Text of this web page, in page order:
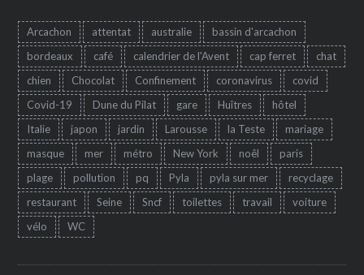
Arcachon attentat australie
bassin d'arcachon
bordeaux
café calendrier de l'Avent cap ferret
chat
chien
Chocolat Confinement coronavirus
covid
Covid-19
Dune du Pilat gare Huîtres
hôtel
Italie
japon jardin Larousse la Teste
mariage
masque
mer métro New York noêl
paris
plage
pollution pq Pyla pyla sur mer
recyclage
restaurant
Seine Sncf toilettes travail
voiture
vélo
WC